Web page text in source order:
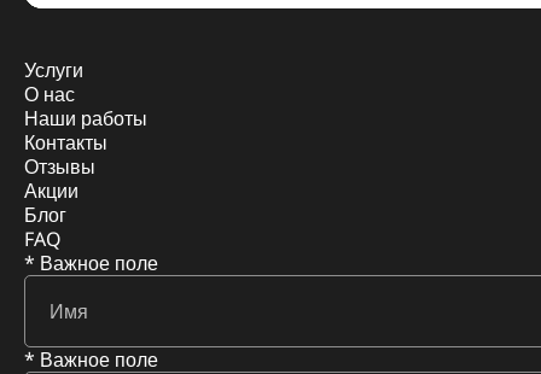
Услуги
О нас
Наши работы
Контакты
Отзывы
Акции
Блог
FAQ
* Важное поле
* Важное поле